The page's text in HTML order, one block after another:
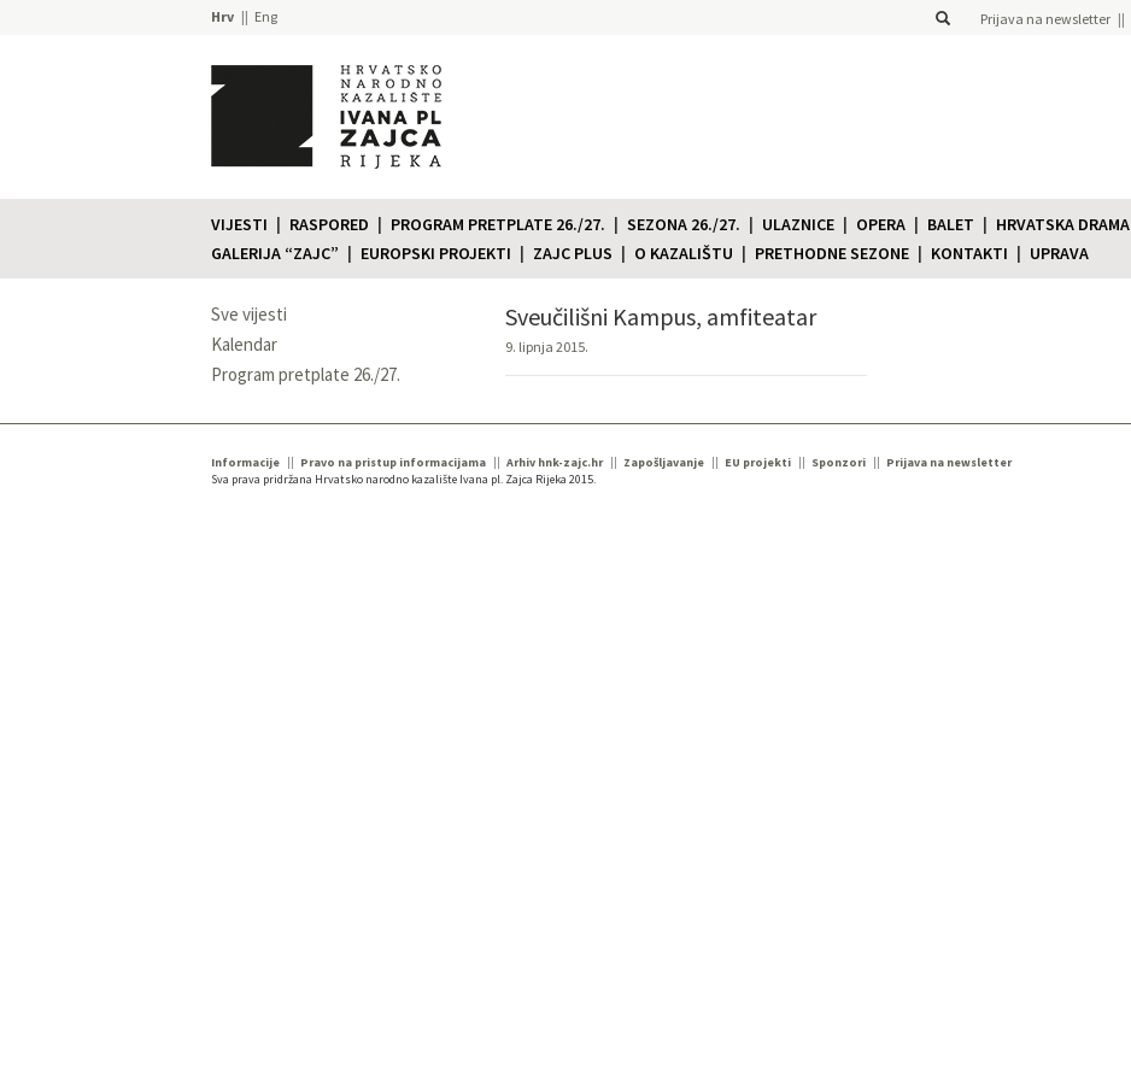
Hrv Eng Prijava na newsletter
VIJESTI RASPORED PROGRAM PRETPLATE 26./27. SEZONA 26./27. ULAZNICE OPERA BALET HRVATSKA DRAMA
GALERIJA “ZAJC”
EUROPSKI PROJEKTI ZAJC PLUS O KAZALIŠTU PRETHODNE SEZONE KONTAKTI UPRAVA
Sve vijesti
Kalendar
Program pretplate 26./27.
Sveučilišni Kampus, amfiteatar
9. lipnja 2015.
Informacije Pravo na pristup informacijama Arhiv hnk-zajc.hr Zapošljavanje EU projekti Sponzori
Prijava na newsletter
Sva prava pridržana Hrvatsko narodno kazalište Ivana pl. Zajca Rijeka 2015.